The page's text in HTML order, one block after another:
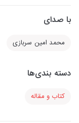
با صدای
محمد امین سربازی
دسته بندی‌ها
کتاب و مقاله